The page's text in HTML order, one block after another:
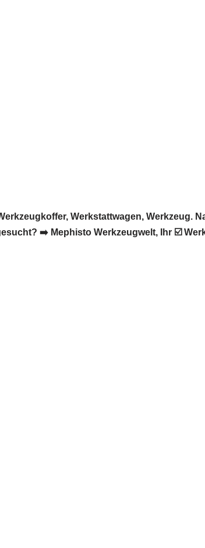
Werkstattwagen, Werkzeug.
➡️ Mephisto Werkzeugwelt, Ihr ☑️